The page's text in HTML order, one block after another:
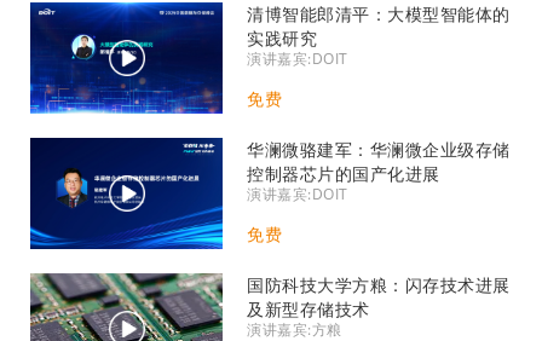
清博智能郎清平：大模型智能体的
实践研究
演讲嘉宾:DOIT
免费
华澜微骆建军：华澜微企业级存储
控制器芯片的国产化进展
演讲嘉宾:DOIT
免费
国防科技大学方粮：闪存技术进展
及新型存储技术
演讲嘉宾:方粮